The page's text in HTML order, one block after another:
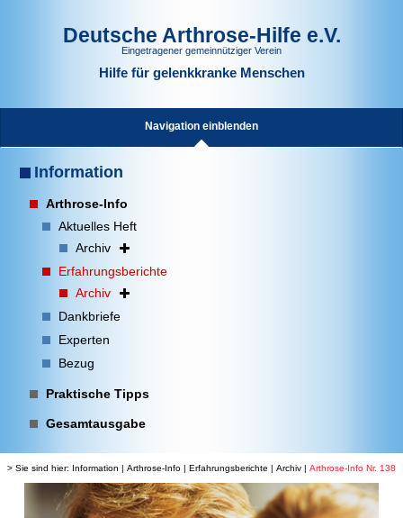
Deutsche Arthrose-Hilfe e.V.
Eingetragener gemeinnütziger Verein
Hilfe für gelenkkranke Menschen
Navigation einblenden
Information
Arthrose-Info
Aktuelles Heft
Archiv
Erfahrungsberichte
Archiv
Dankbriefe
Experten
Bezug
Praktische Tipps
Gesamtausgabe
> Sie sind hier: Information | Arthrose-Info | Erfahrungsberichte | Archiv | Arthrose-Info Nr. 138